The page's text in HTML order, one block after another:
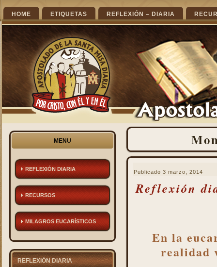
HOME ETIQUETAS REFLEXIÓN – DIARIA
MENU
REFLEXIÓN DIARIA
RECURSOS
MILAGROS EUCARÍSTICOS
REFLEXIÓN DIARIA
Publicado 3 marzo, 2014
Reflexión
En la
realidad